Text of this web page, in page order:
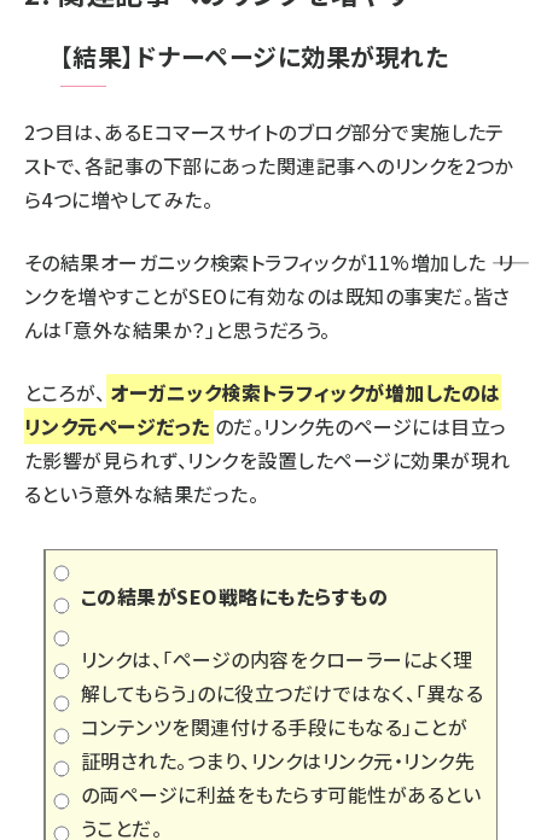
【結果】ドナーページに効果が現れた
2つ目は、あるEコマースサイトのブログ部分で実施したテ
ストで、各記事の下部にあった関連記事へのリンクを2つか
ら4つに増やしてみた。
その結果オーガニック検索トラフィックが11%増加した ―― リ
ンクを増やすことがSEOに有効なのは既知の事実だ。皆さ
んは「意外な結果か？」と思うだろう。
ところが、 オーガニック検索トラフィックが増加したのは
リンク元ページだった のだ。リンク先のページには目立っ
た影響が見られず、リンクを設置したページに効果が現れ
るという意外な結果だった。
この結果がSEO戦略にもたらすもの
リンクは、「ページの内容をクローラーによく理
解してもらう」のに役立つだけではなく、「異なる
コンテンツを関連付ける手段にもなる」ことが
証明された。つまり、リンクはリンク元・リンク先
の両ページに利益をもたらす可能性があるとい
うことだ。